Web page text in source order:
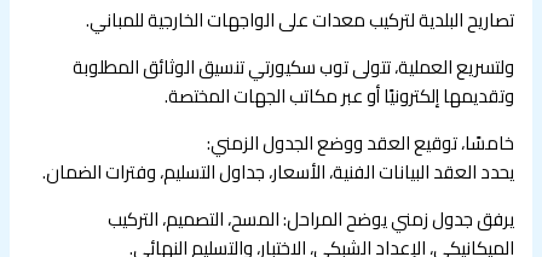
تصاريح البلدية لتركيب معدات على الواجهات الخارجية للمباني.
ولتسريع العملية، تتولى توب سكيورتي تنسيق الوثائق المطلوبة
وتقديمها إلكترونيًا أو عبر مكاتب الجهات المختصة.
خامسًا، توقيع العقد ووضع الجدول الزمني:
يحدد العقد البيانات الفنية، الأسعار، جداول التسليم، وفترات الضمان.
يرفق جدول زمني يوضح المراحل: المسح، التصميم، التركيب
الميكانيكي، الإعداد الشبكي، الاختبار، والتسليم النهائي.